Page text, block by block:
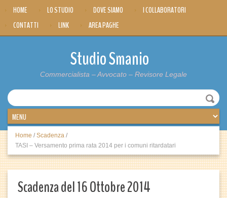
HOME LO STUDIO DOVE SIAMO
I COLLABORATORI
CONTATTI
LINK AREA PAGHE
Studio Smanio
Commercialista – Avvocato – Revisore Legale
Home / Scadenza /
TASI – Versamento prima rata 2014 per i comuni ritardatari
Scadenza del 16 Ottobre 2014